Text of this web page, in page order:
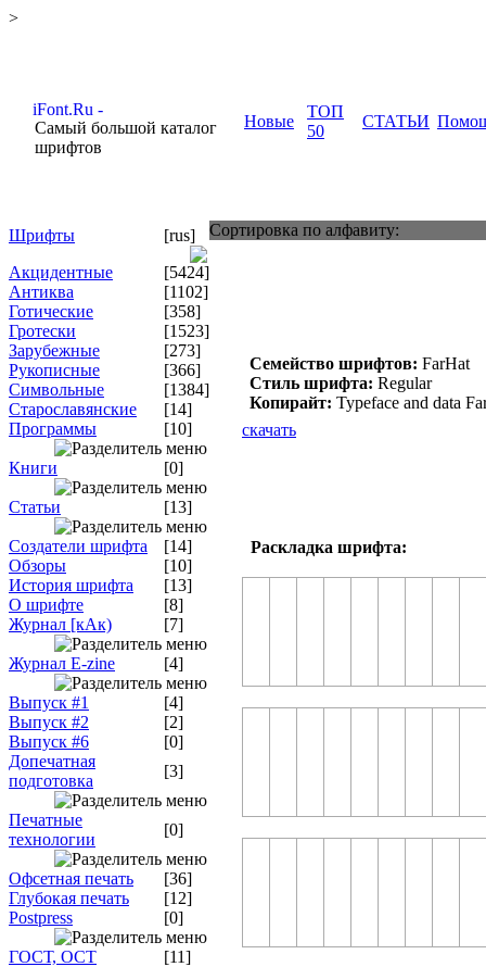
>
Самый большой каталог
шрифтов
Новые
ТОП
50
СТАТЬИ
Шрифты
[rus]
Акцидентные
[5424]
Антиква
[1102]
Готические
[358]
Гротески
[1523]
Зарубежные
[273]
Рукописные
[366]
Символьные
[1384]
Старославянские
[14]
Программы
[10]
Книги [0]
Статьи [13]
Создатели шрифта
[14]
Обзоры
[10]
История шрифта
[13]
О шрифте
[8]
Журнал [кАк)
[7]
Журнал E-zine [4]
Выпуск #1
[4]
Выпуск #2
[2]
Выпуск #6
[0]
Допечатная
подготовка
[3]
Печатные
технологии
[0]
Офсетная печать
[36]
Глубокая печать
[12]
Postpress
[0]
ГОСТ, ОСТ [11]
Сортировка по алфавиту:
Семейство шрифтов: FarHat
Стиль шрифта: Regular
Копирайт: Typeface and data
скачать
Раскладка шрифта: